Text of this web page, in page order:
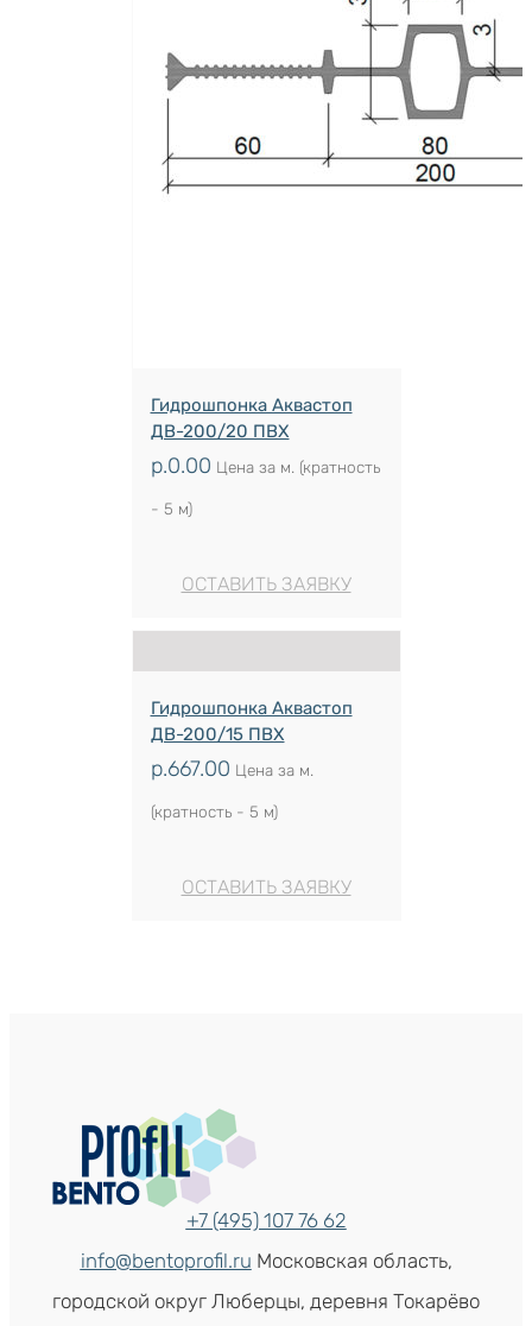
Гидрошпонка Аквастоп
ДВ-200/20 ПВХ
р.0.00 Цена за м. (кратность
- 5 м)
ОСТАВИТЬ ЗАЯВКУ
Гидрошпонка Аквастоп
ДВ-200/15 ПВХ
р.667.00 Цена за м.
(кратность - 5 м)
ОСТАВИТЬ ЗАЯВКУ
+7 (495) 107 76 62
info@bentoprofil.ru Московская область,
городской округ Люберцы, деревня Токарёво